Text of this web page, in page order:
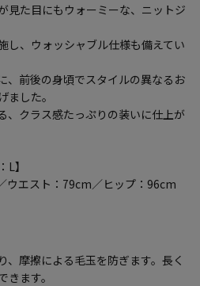
見た目にもウォーミーな、ニットジ
し、ウォッシャブル仕様も備えてい
、前後の身頃でスタイルの異なるお
ました。
、クラス感たっぷりの装いに仕上が
】
ウエスト：79cm／ヒップ：96cm
、摩擦による毛玉を防ぎます。長く
ます。